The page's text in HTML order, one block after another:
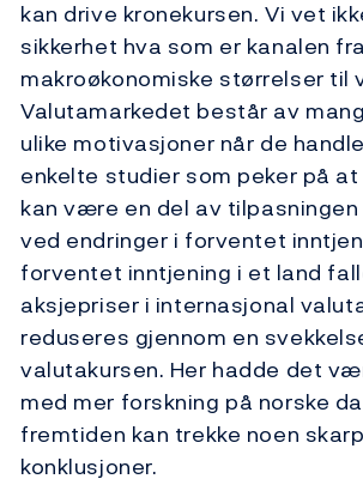
kan drive kronekursen. Vi vet
sikkerhet hva som er kanalen fra
makroøkonomiske størrelser til
Valutamarkedet består av
ulike motivasjoner når de
enkelte studier som peker på
kan være en del av
ved endringer i forventet
forventet inntjening i et land
aksjepriser i internasjonal
reduseres gjennom en
valutakursen. Her hadde det
med mer forskning på norske
fremtiden kan trekke noen
konklusjoner.